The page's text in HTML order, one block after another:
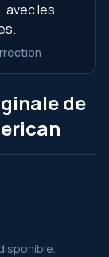
avec les
de